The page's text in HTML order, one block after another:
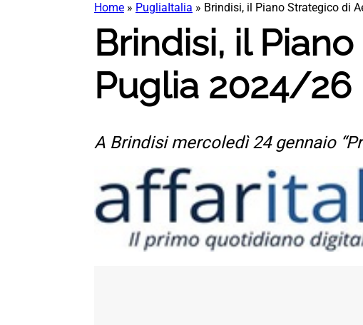
Home » PugliaItalia » Brindisi, il Piano Strategico di
Brindisi, il
Puglia 2024/26
A Brindisi mercoledì 24 gennaio